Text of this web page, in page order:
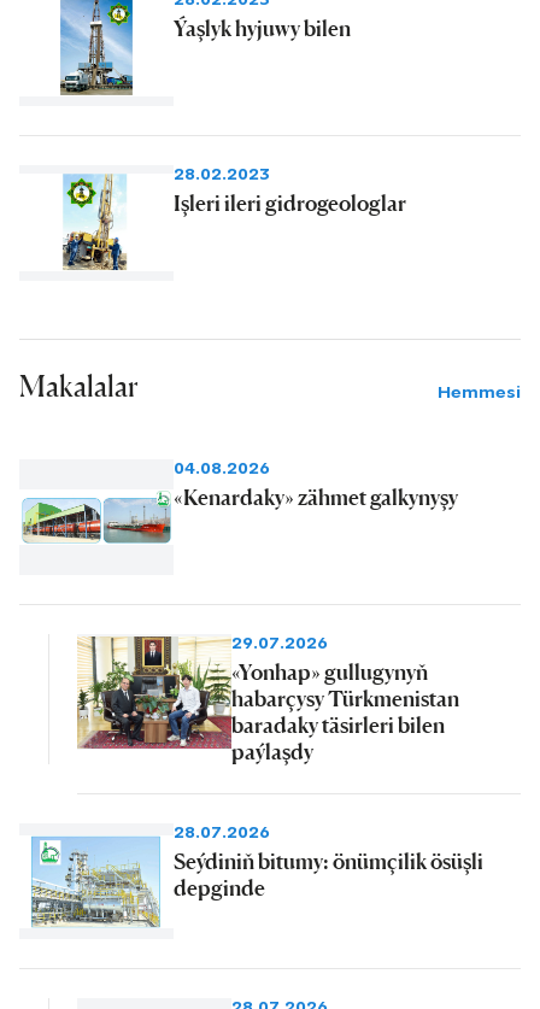
Ýaşlyk hyjuwy bilen
28.02.2023
Işleri ileri gidrogeologlar
Makalalar Hemmesi
04.08.2026
«Kenardaky» zähmet galkynyşy
29.07.2026
«Yonhap» gullugynyň
habarçysy Türkmenistan
baradaky täsirleri bilen
paýlaşdy
28.07.2026
Seýdiniň bitumy: önümçilik ösüşli
depginde